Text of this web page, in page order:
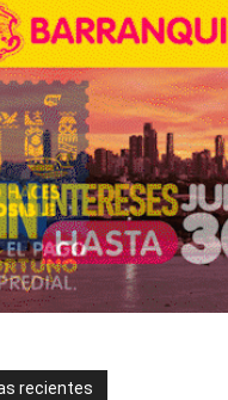
recientes